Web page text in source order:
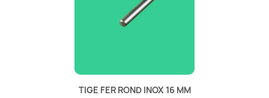
TIGE FER ROND INOX 16 MM